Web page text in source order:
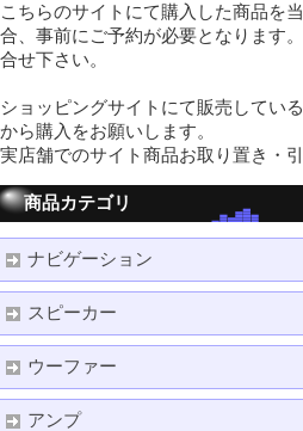
こちらのサイトにて購入した商品を
合、事前にご予約が必要となります
合せ下さい。
ショッピングサイトにて販売してい
から購入をお願いします。
実店舗でのサイト商品お取り置き・
商品カテゴリ
ナビゲーション
スピーカー
ウーファー
アンプ